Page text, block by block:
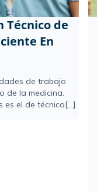
Técnico de
En
de trabajo
de la medicina.
es el de técnico[...]